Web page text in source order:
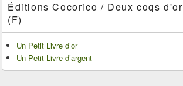
Éditions Cocorico / Deux coqs d'or
(F)
Un Petit Livre d’or
Un Petit Livre d’argent